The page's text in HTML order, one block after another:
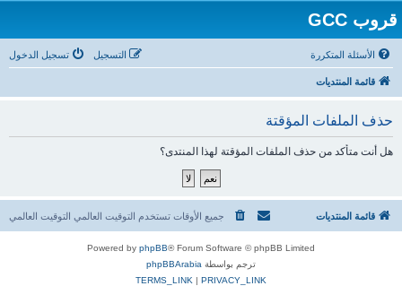
قروب GCC
الأسئلة المتكررة تسجيل الدخول التسجيل
قائمة المنتديات
حذف الملفات المؤقتة
هل أنت متأكد من حذف الملفات المؤقتة لهذا المنتدى؟
قائمة المنتديات جميع الأوقات تستخدم التوقيت العالمي التوقيت العالمي
Powered by phpBB® Forum Software © phpBB Limited
ترجم بواسطة phpBBArabia
PRIVACY_LINK
|
TERMS_LINK